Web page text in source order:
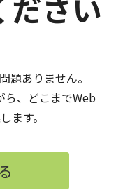
題ありません。
ら、どこまでWeb
ます。